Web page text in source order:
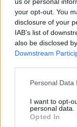
your opt-out. You
disclosure of your
IAB’s list of
also be disclosed
Downstream
Personal Data
I want to opt-
personal data.
Opted In
Bonus
Quotazioni